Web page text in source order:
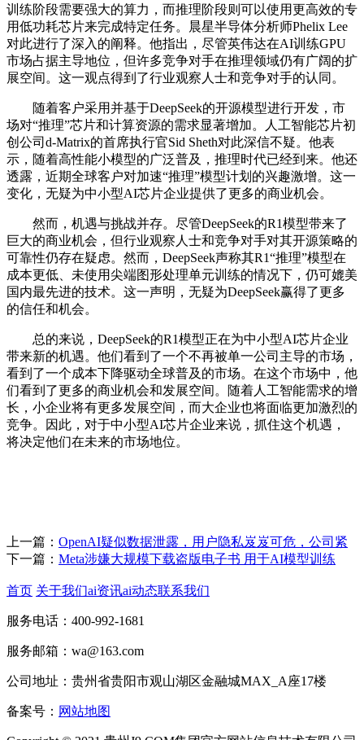
训练阶段需要强大的算力，而推理阶段则可以使用更高效的专
用低功耗芯片来完成特定任务。晨星半导体分析师Phelix Lee
对此进行了深入的阐释。他指出，尽管英伟达在AI训练GPU
市场占据主导地位，但许多竞争对手在推理领域仍有广阔的扩
展空间。这一观点得到了行业观察人士和竞争对手的认同。
随着客户采用并基于DeepSeek的开源模型进行开发，市
场对“推理”芯片和计算资源的需求显著增加。人工智能芯片初
创公司d-Matrix的首席执行官Sid Sheth对此深信不疑。他表
示，随着高性能小模型的广泛普及，推理时代已经到来。他还
透露，近期全球客户对加速“推理”模型计划的兴趣激增。这一
变化，无疑为中小型AI芯片企业提供了更多的商业机会。
然而，机遇与挑战并存。尽管DeepSeek的R1模型带来了
巨大的商业机会，但行业观察人士和竞争对手对其开源策略的
可靠性仍存在疑虑。然而，DeepSeek声称其R1“推理”模型在
成本更低、未使用尖端图形处理单元训练的情况下，仍可媲美
国内最先进的技术。这一声明，无疑为DeepSeek赢得了更多
的信任和机会。
总的来说，DeepSeek的R1模型正在为中小型AI芯片企业
带来新的机遇。他们看到了一个不再被单一公司主导的市场，
看到了一个成本下降驱动全球普及的市场。在这个市场中，他
们看到了更多的商业机会和发展空间。随着人工智能需求的增
长，小企业将有更多发展空间，而大企业也将面临更加激烈的
竞争。因此，对于中小型AI芯片企业来说，抓住这个机遇，
将决定他们在未来的市场地位。
上一篇： OpenAI疑似数据泄露，用户隐私岌岌可危，公司紧
下一篇： Meta涉嫌大规模下载盗版电子书 用于AI模型训练
首页 关于我们ai资讯ai动态联系我们
服务电话：400-992-1681
服务邮箱：wa@163.com
公司地址：贵州省贵阳市观山湖区金融城MAX_A座17楼
备案号： 网站地图